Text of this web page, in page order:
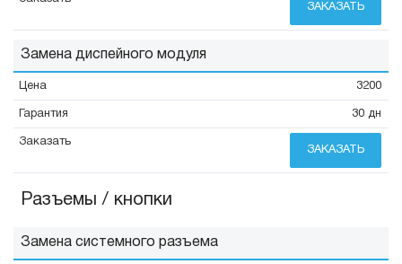
ЗАКАЗАТЬ
Замена диспейного модуля
3200
30 дн
ЗАКАЗАТЬ
Разъемы / кнопки
Замена системного разъема